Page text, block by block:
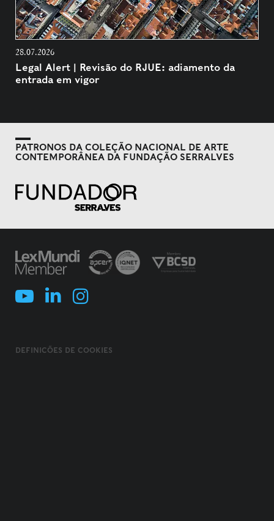
28.07.2026
Legal Alert | Revisão do RJUE: adiamento da
entrada em vigor
PATRONOS DA COLEÇÃO NACIONAL DE ARTE
CONTEMPORÂNEA DA FUNDAÇÃO SERRALVES
DEFINIÇÕES DE COOKIES